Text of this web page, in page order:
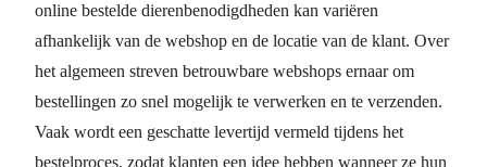
online bestelde dierenbenodigdheden kan variëren
afhankelijk van de webshop en de locatie van de klant. Over
het algemeen streven betrouwbare webshops ernaar om
bestellingen zo snel mogelijk te verwerken en te verzenden.
Vaak wordt een geschatte levertijd vermeld tijdens het
bestelproces, zodat klanten een idee hebben wanneer ze hun